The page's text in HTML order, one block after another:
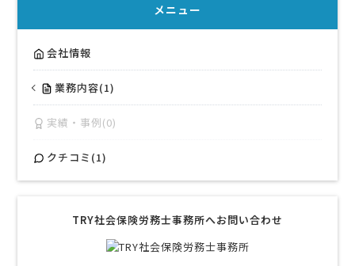
メニュー
会社情報
業務内容(1)
実績・事例(0)
クチコミ(1)
TRY社会保険労務士事務所へお問い合わせ